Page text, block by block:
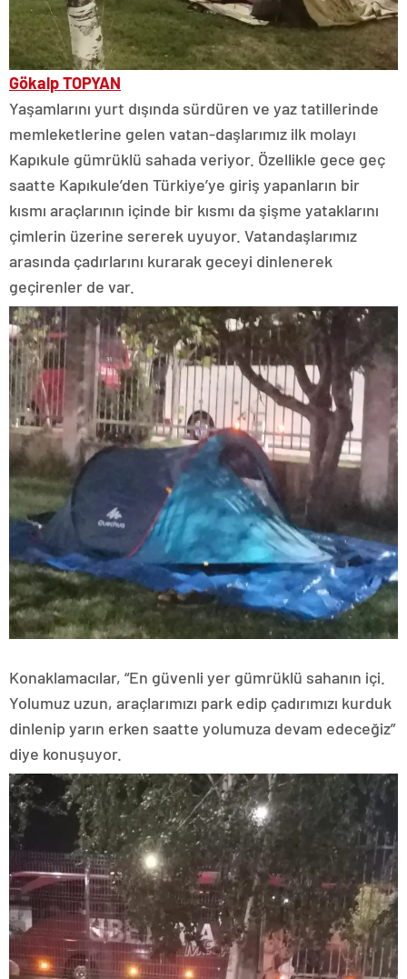
Gökalp TOPYAN
Yaşamlarını yurt dışında sürdüren ve yaz tatillerinde
memleketlerine gelen vatan-daşlarımız ilk molayı
Kapıkule gümrüklü sahada veriyor. Özellikle gece geç
saatte Kapıkule’den Türkiye’ye giriş yapanların bir
kısmı araçlarının içinde bir kısmı da şişme yataklarını
çimlerin üzerine sererek uyuyor. Vatandaşlarımız
arasında çadırlarını kurarak geceyi dinlenerek
geçirenler de var.
Konaklamacılar, “En güvenli yer gümrüklü sahanın içi.
Yolumuz uzun, araçlarımızı park edip çadırımızı kurduk
dinlenip yarın erken saatte yolumuza devam edeceğiz”
diye konuşuyor.